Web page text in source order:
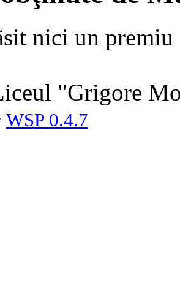
nici un premiu
"Grigore
WSP 0.4.7